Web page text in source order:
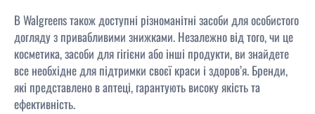
В Walgreens також доступні різноманітні засоби для особистого
догляду з привабливими знижками. Незалежно від того, чи це
косметика, засоби для гігієни або інші продукти, ви знайдете
все необхідне для підтримки своєї краси і здоров’я. Бренди,
які представлено в аптеці, гарантують високу якість та
ефективність.